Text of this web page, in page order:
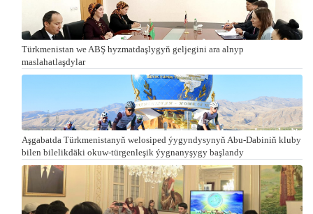
Türkmenistan we ABŞ hyzmatdaşlygyň geljegini ara alnyp
maslahatlaşdylar
Aşgabatda Türkmenistanyň welosiped ýygyndysynyň Abu-Dabiniň kluby
bilen bilelikdäki okuw-türgenleşik ýygnanyşygy başlandy